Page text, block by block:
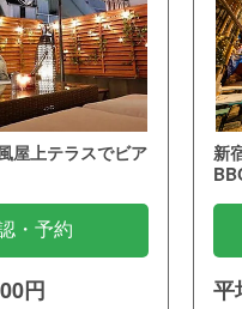
屋上テラスでビア
・予約
円
新